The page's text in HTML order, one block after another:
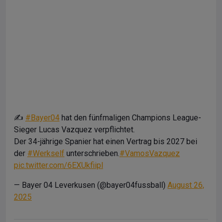
✍️ #Bayer04 hat den fünfmaligen Champions League-
Sieger Lucas Vazquez verpflichtet.
Der 34-jährige Spanier hat einen Vertrag bis 2027 bei
der #Werkself unterschrieben.#VamosVazquez
pic.twitter.com/6EXUkfiipl
— Bayer 04 Leverkusen (@bayer04fussball) August 26,
2025